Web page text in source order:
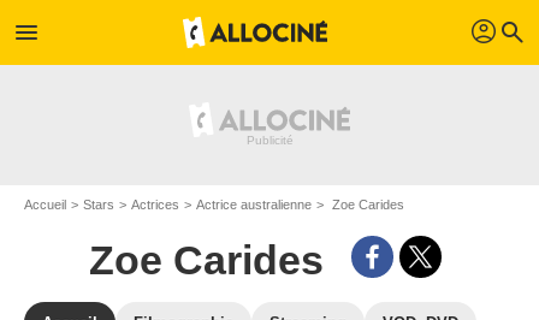
menu profil search
Accueil Stars Actrices Actrice australienne Zoe Carides
Zoe Carides